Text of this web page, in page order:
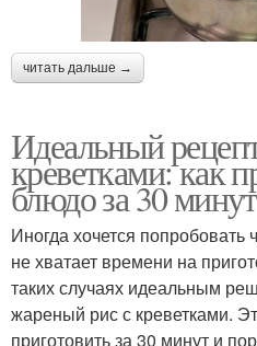
читать дальше →
Идеальный
креветками: как
блюдо за 30 минут
Иногда хочется попробовать
не хватает времени на
таких случаях идеальным
жареный рис с креветками.
приготовить за 30 минут и